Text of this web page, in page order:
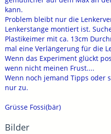
kann.
Problem bleibt nur die
Lenkerstange montiert ist.
Plastikeimer mit ca. 13cm
mal eine Verlängerung für die
Wenn das Experiment glückt
wenn nicht meinen Frust....
Wenn noch jemand Tipps oder
nur zu.
Grüsse Fossi(bär)
Bilder